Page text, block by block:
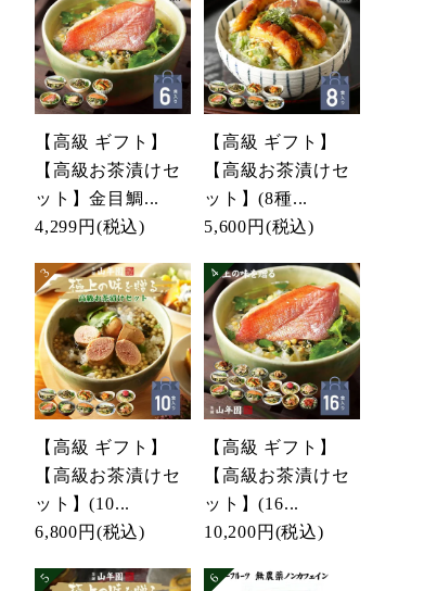
【高級 ギフト】
【高級お茶漬けセ
ット】金目鯛...
4,299円 (税込)
【高級 ギフト】
【高級お茶漬けセ
ット】(8種...
5,600円 (税込)
【高級 ギフト】
【高級お茶漬けセ
ット】(10...
6,800円 (税込)
【高級 ギフト】
【高級お茶漬けセ
ット】(16...
10,200円 (税込)